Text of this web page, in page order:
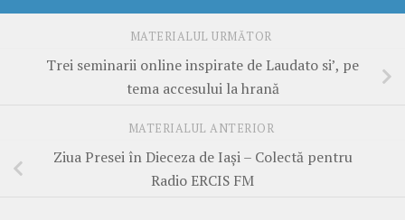
MATERIALUL URMĂTOR
Trei seminarii online inspirate de Laudato si’, pe
tema accesului la hrană
MATERIALUL ANTERIOR
Ziua Presei în Dieceza de Iași – Colectă pentru
Radio ERCIS FM